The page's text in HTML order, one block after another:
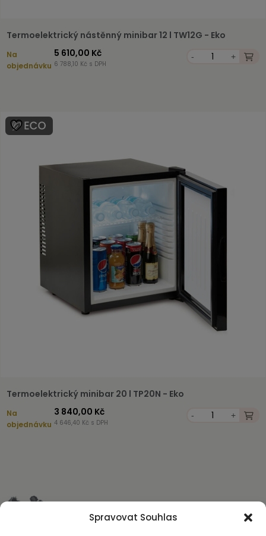
Spravovat Souhlas
Termoelektrický nástěnný minibar 12 l TW12G - Eko
Na
objednávku
5 610,00 Kč
6 788,10 Kč s DPH
- +
Termoelektrický minibar 20 l TP20N - Eko
Na
objednávku
3 840,00 Kč
4 646,40 Kč s DPH
- +